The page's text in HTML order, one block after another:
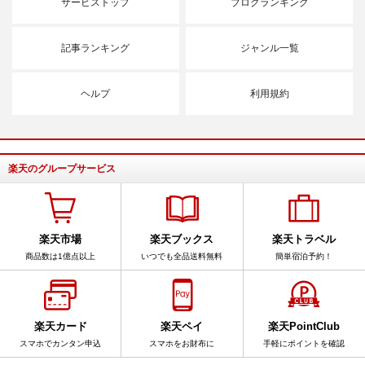
記事ランキング ジャンル一覧
ヘルプ 利用規約
楽天のグループサービス
楽天市場
商品数は1億点以上
楽天ブックス
いつでも全品送料無料
楽天トラベル
簡単宿泊予約！
楽天カード
スマホでカンタン申込
楽天ペイ
スマホをお財布に
楽天PointClub
手軽にポイントを確認